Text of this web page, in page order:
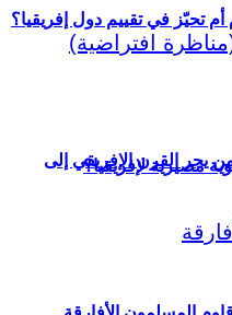
من يجر القرن الإفريقي إلى
تحيّز في تقييم دول إفريقيا؟
مصيرية لإفريقيا؟